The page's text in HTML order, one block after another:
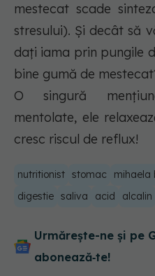
mestecat scade
stresului). Și decât să
dați iama prin pungile
bine gumă de
O singură
mentolate, ele
cresc riscul de reflux!
nutritionist stomac mihaela
digestie saliva acid alcalin
Urmărește-ne și pe
abonează‑te!